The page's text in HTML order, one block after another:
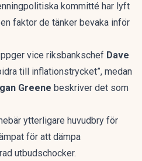
kommitté har lyft
faktor de tänker bevaka inför
vice riksbankschef Dave
till inflationstrycket”, medan
Greene beskriver det som
ytterligare huvudbry för
för att dämpa
utbudschocker.